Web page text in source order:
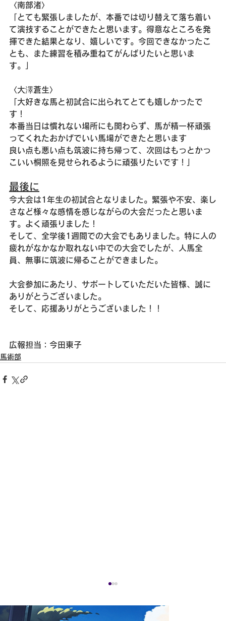
〈南部渚〉
「とても緊張しましたが、本番では切り替えて落ち着い
て演技することができたと思います。得意なところを発
揮できた結果となり、嬉しいです。今回できなかったこ
とも、また練習を積み重ねてがんばりたいと思いま
す。」
〈大澤蒼生〉
「大好きな馬と初試合に出られてとても嬉しかったで
す！
本番当日は慣れない場所にも関わらず、馬が精一杯頑張
ってくれたおかげでいい馬場ができたと思います
良い点も悪い点も筑波に持ち帰って、次回はもっとかっ
こいい桐照を見せられるように頑張りたいです！」
最後に
今大会は1年生の初試合となりました。緊張や不安、楽し
さなど様々な感情を感じながらの大会だったと思いま
す。よく頑張りました！
そして、全学後1週間での大会でもありました。特に人の
疲れがなかなか取れない中での大会でしたが、人馬全
員、無事に筑波に帰ることができました。
大会参加にあたり、サポートしていただいた皆様、誠に
ありがとうございました。
そして、応援ありがとうございました！！
広報担当：今田東子
馬術部